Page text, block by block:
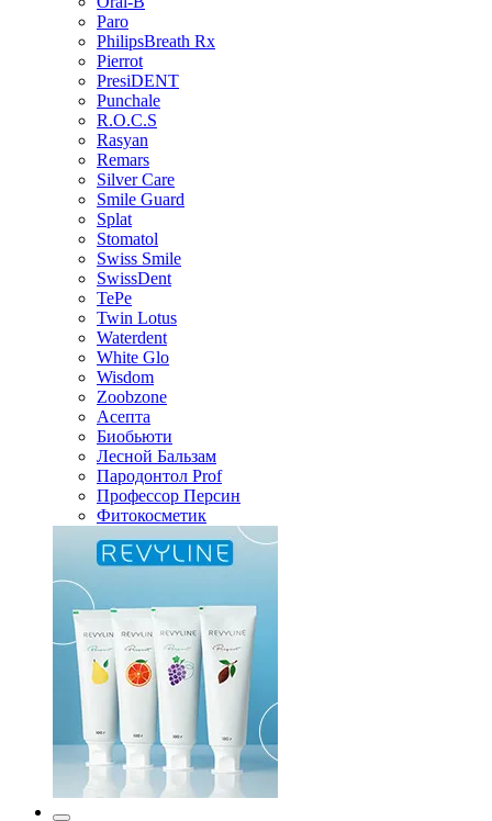
Paro
PhilipsBreath Rx
Pierrot
PresiDENT
Punchale
R.O.C.S
Rasyan
Remars
Silver Care
Smile Guard
Splat
Stomatol
Swiss Smile
SwissDent
TePe
Twin Lotus
Waterdent
White Glo
Wisdom
Zoobzone
Асепта
Биобьюти
Лесной Бальзам
Пародонтол Prof
Профессор Персин
Фитокосметик